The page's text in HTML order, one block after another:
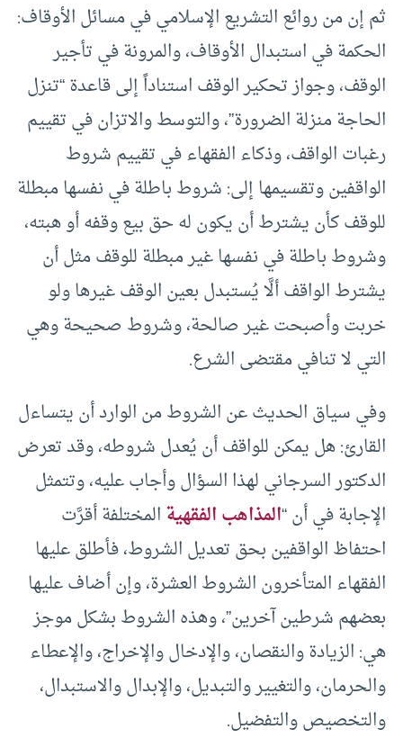
ثم إن من روائع التشريع الإسلامي في مسائل الأوقاف:
الحكمة في استبدال الأوقاف، والمرونة في تأجير
الوقف، وجواز تحكير الوقف استناداً إلى قاعدة “تنزل
الحاجة منزلة الضرورة”، والتوسط والاتزان في تقييم
رغبات الواقف، وذكاء الفقهاء في تقييم شروط
الواقفين وتقسيمها إلى: شروط باطلة في نفسها مبطلة
للوقف كأن يشترط أن يكون له حق بيع وقفه أو هبته،
وشروط باطلة في نفسها غير مبطلة للوقف مثل أن
يشترط الواقف ألَّا يُستبدل بعين الوقف غيرها ولو
خربت وأصبحت غير صالحة، وشروط صحيحة وهي
التي لا تنافي مقتضى الشرع.
وفي سياق الحديث عن الشروط من الوارد أن يتساءل
القارئ: هل يمكن للواقف أن يُعدل شروطه، وقد تعرض
الدكتور السرجاني لهذا السؤال وأجاب عليه، وتتمثل
الإجابة في أن “المذاهب الفقهيةالمختلفة أقرَّت
احتفاظ الواقفين بحق تعديل الشروط، فأطلق عليها
الفقهاء المتأخرون الشروط العشرة، وإن أضاف عليها
بعضهم شرطين آخرين”، وهذه الشروط بشكل موجز
هي: الزيادة والنقصان، والإدخال والإخراج، والإعطاء
والحرمان، والتغيير والتبديل، والإبدال والاستبدال،
والتخصيص والتفضيل.